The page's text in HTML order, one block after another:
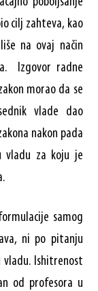
cilj zahteva, kao
na ovaj način
Izgovor radne
morao da se
vlade dao
nakon pada
vladu za koju je
samog
ni po pitanju
vladu. Ishitrenost
od profesora u